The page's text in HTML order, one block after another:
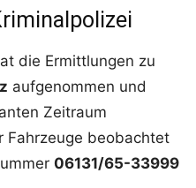
die Ermittlungen zu
aufgenommen und
Zeitraum
Fahrzeuge beobachtet
06131/65-33999